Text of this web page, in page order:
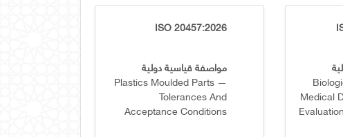
Medical
ISO 20457:2026
مواصفة قياسية دولية
Plastics Moulded Parts —
Tolerances And
Acceptance Conditions